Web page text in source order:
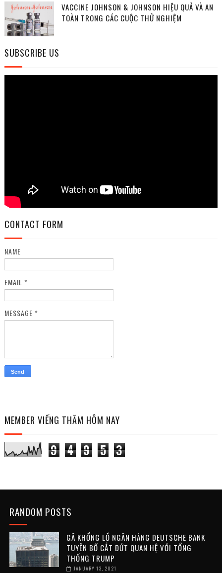
VACCINE JOHNSON & JOHNSON HIỆU QUẢ VÀ AN
TOÀN TRONG CÁC CUỘC THỬ NGHIỆM
SUBSCRIBE US
CONTACT FORM
NAME
EMAIL *
MESSAGE *
MEMBER VIẾNG THĂM HÔM NAY
9 4 9 5 3
RANDOM POSTS
GÃ KHỔNG LỒ NGÂN HÀNG DEUTSCHE BANK
TUYÊN BỐ CẮT ĐỨT QUAN HỆ VỚI TỔNG
THỐNG TRUMP
JANUARY 13, 2021